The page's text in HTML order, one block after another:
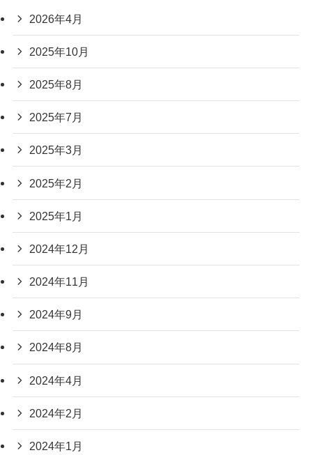
2026年4月
2025年10月
2025年8月
2025年7月
2025年3月
2025年2月
2025年1月
2024年12月
2024年11月
2024年9月
2024年8月
2024年4月
2024年2月
2024年1月